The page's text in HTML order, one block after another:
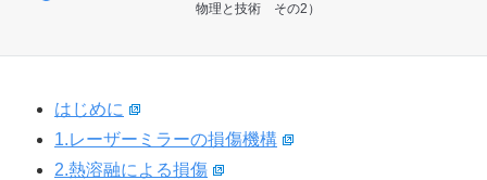
ン
物理と技術 その2）
はじめに
1.レーザーミラーの損傷機構
2.熱溶融による損傷